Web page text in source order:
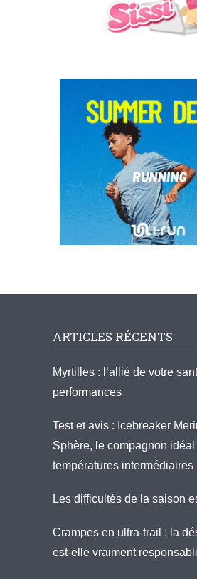
ARTICLES RÉCENTS
Myrtilles : l’allié de votre
performances
Test et avis : Icebreaker
Sphère, le compagnon idéal
températures intermédiaires
Les difficultés de la saison
Crampes en ultra-trail : la
est-elle vraiment